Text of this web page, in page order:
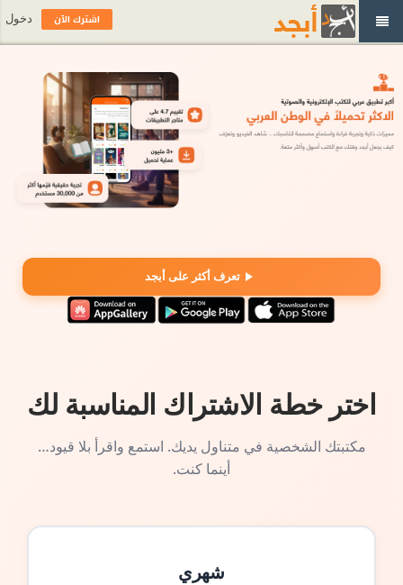
تعرف أكثر على أبجد
اختر خطة الاشتراك المناسبة لك
مكتبتك الشخصية في متناول يديك. استمع واقرأ بلا قيود…
أينما كنت.
شهري
اشترك الآن دخول